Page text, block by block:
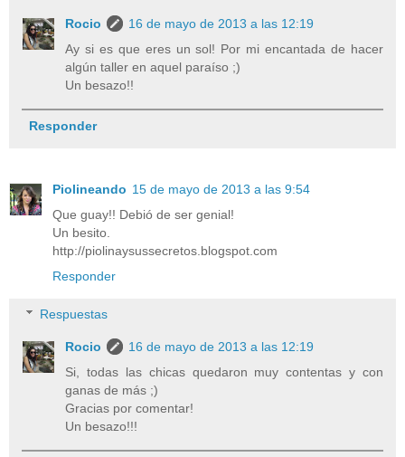
Rocio
16 de mayo de 2013 a las 12:19
Ay si es que eres un sol! Por mi encantada de hacer
algún taller en aquel paraíso ;)
Un besazo!!
Responder
Piolineando 15 de mayo de 2013 a las 9:54
Que guay!! Debió de ser genial!
Un besito.
http://piolinaysussecretos.blogspot.com
Responder
Respuestas
Rocio
16 de mayo de 2013 a las 12:19
Si, todas las chicas quedaron muy contentas y con
ganas de más ;)
Gracias por comentar!
Un besazo!!!